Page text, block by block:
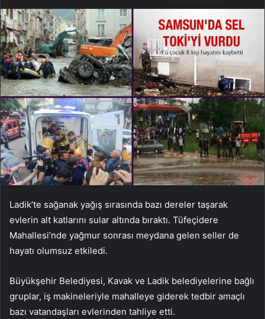
Ladik’te sağanak yağış sırasında bazı dereler taşarak
evlerin alt katlarını sular altında bıraktı. Tüfeçidere
Mahallesi’nde yağmur sonrası meydana gelen seller de
hayatı olumsuz etkiledi.
Büyükşehir Belediyesi, Kavak ve Ladik belediyelerine bağlı
gruplar, iş makineleriyle mahalleye giderek tedbir amaçlı
bazı vatandaşları evlerinden tahliye etti.